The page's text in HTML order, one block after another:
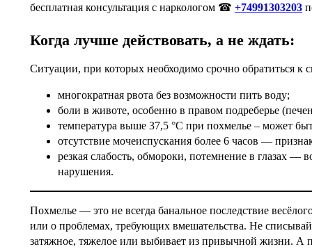
бесплатная консультация с наркологом ☎ +74991303203
Когда лучше действовать, а не ждать:
Ситуации, при которых необходимо срочно обратиться к
многократная рвота без возможности пить воду;
боли в животе, особенно в правом подреберье
температура выше 37,5 °С при похмелье – может
отсутствие мочеиспускания более 6 часов —
резкая слабость, обмороки, потемнение в глазах
нарушения.
Похмелье — это не всегда банальное последствие
или о проблемах, требующих вмешательства. Не
затяжное, тяжелое или выбивает из привычной жизни. А